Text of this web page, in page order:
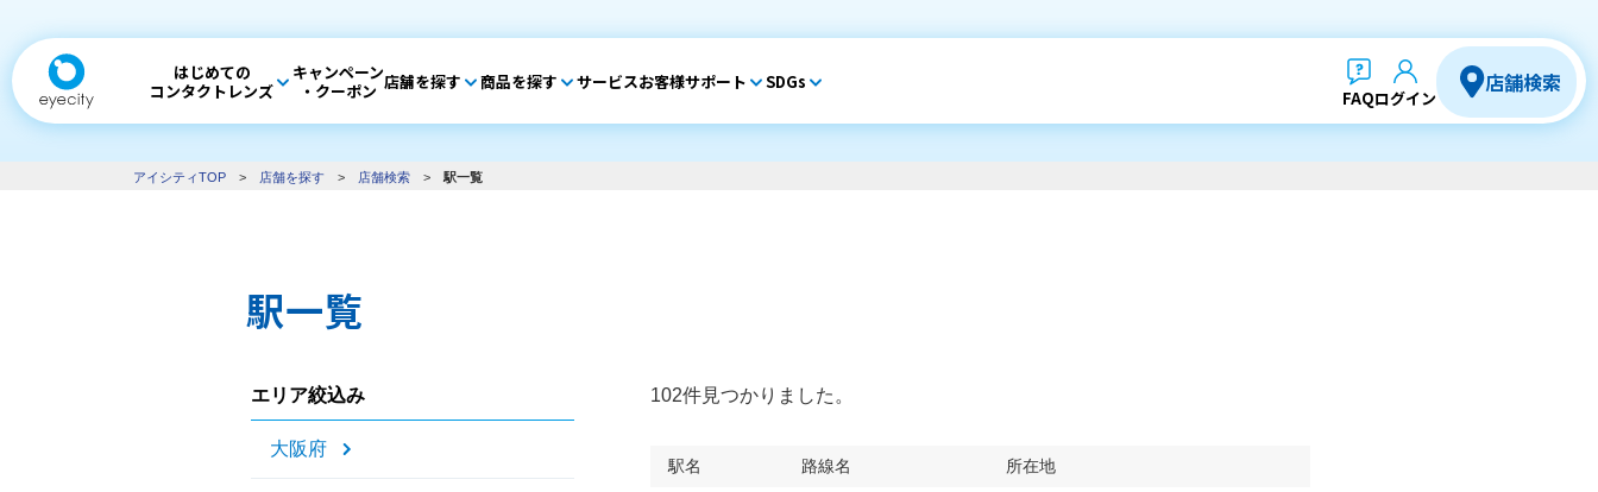
はじめての
コンタクトレンズ
キャンペーン
・クーポン 店舗を探す 商品を探す サービスお客様サポート SDGs
FAQログイン
店舗検索
アイシティTOP > 店舗を探す > 店舗検索 > 駅一覧
駅一覧
エリア絞込み
大阪府
102件見つかりました。
駅名 路線名 所在地